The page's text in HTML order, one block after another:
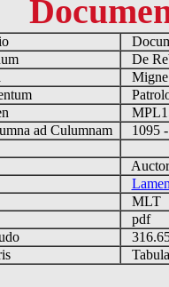
De
ad Culumnam
1095
MLT
pdf